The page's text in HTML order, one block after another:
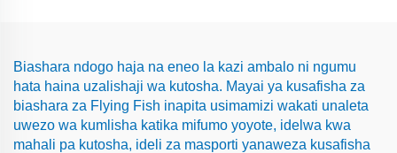
Biashara ndogo haja na eneo la kazi ambalo ni ngumu
hata haina uzalishaji wa kutosha. Mayai ya kusafisha za
biashara za Flying Fish inapita usimamizi wakati unaleta
uwezo wa kumlisha katika mifumo yoyote, idelwa kwa
mahali pa kutosha, ideli za masporti yanaweza kusafisha